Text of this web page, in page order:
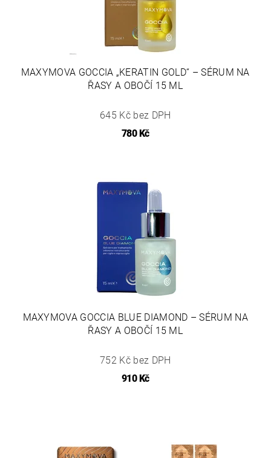
MAXYMOVA GOCCIA „KERATIN GOLD“ – SÉRUM NA
ŘASY A OBOČÍ 15 ML
645 Kč bez DPH
780 Kč
MAXYMOVA GOCCIA BLUE DIAMOND – SÉRUM NA
ŘASY A OBOČÍ 15 ML
752 Kč bez DPH
910 Kč